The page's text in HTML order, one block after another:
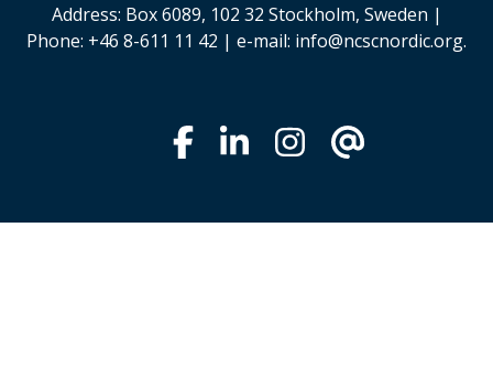
Address: Box 6089, 102 32 Stockholm, Sweden |
Phone: +46 8-611 11 42 | e-mail: info@ncscnordic.org.